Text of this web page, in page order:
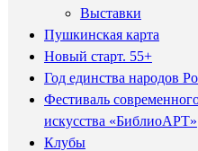
Выставки
Пушкинская карта
Новый старт. 55+
Год единства народов
Фестиваль
искусства «БиблиоАРТ»
Клубы